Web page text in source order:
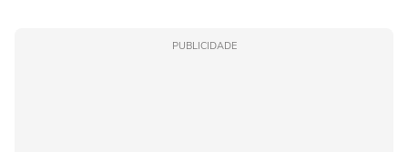
PUBLICIDADE